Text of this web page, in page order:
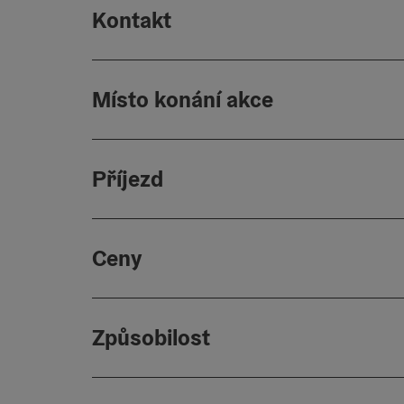
Kontakt
Místo konání akce
Příjezd
Ceny
Způsobilost